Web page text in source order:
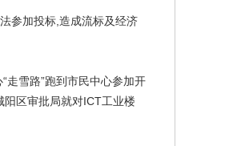
参加投标,造成流标及经济
走雪路”跑到市民中心参加开
阳区审批局就对ICT工业楼